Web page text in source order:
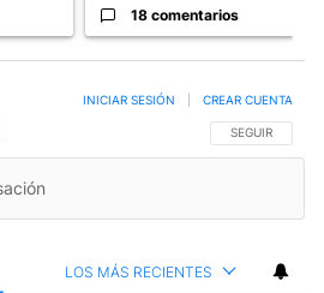
18 comentarios
SIGA ESTA
SEGUIR
INICIAR SESIÓN CREAR CUENTA
LOS MÁS RECIENTES